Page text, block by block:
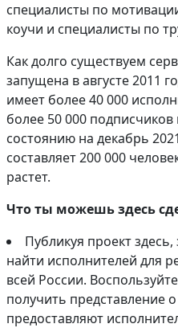
специалисты по
коучи и специалисты по
Как долго существуем
запущена в августе 2011
имеет более 40 000
более 50 000
состоянию на декабрь
составляет 200 000
растет.
Что ты можешь здесь
Публикуя проект
найти исполнителей для
всей России.
получить представление
предоставляют